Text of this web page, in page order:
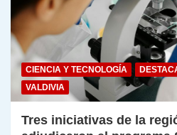
CIENCIA Y TECNOLOGÍA
VALDIVIA
Tres iniciativas de la